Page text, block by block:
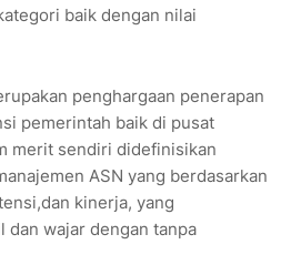
baik dengan nilai
penghargaan penerapan
pemerintah baik di pusat
merit sendiri didefinisikan
ASN yang berdasarkan
kinerja, yang
dan wajar dengan tanpa